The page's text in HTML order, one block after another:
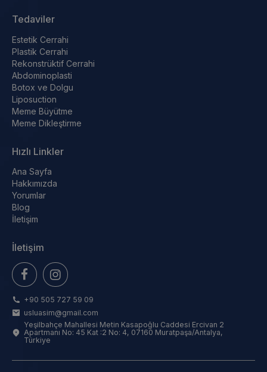
Tedaviler
Estetik Cerrahi
Plastik Cerrahi
Rekonstrüktif Cerrahi
Abdominoplasti
Botox ve Dolgu
Liposuction
Meme Büyütme
Meme Dikleştirme
Hızlı Linkler
Ana Sayfa
Hakkımızda
Yorumlar
Blog
İletişim
İletişim
+90 505 727 59 09
usluasim@gmail.com
Yeşilbahçe Mahallesi Metin Kasapoğlu Caddesi Ercivan 2
Apartmanı No: 45 Kat :2 No: 4, 07160 Muratpaşa/Antalya,
Türkiye